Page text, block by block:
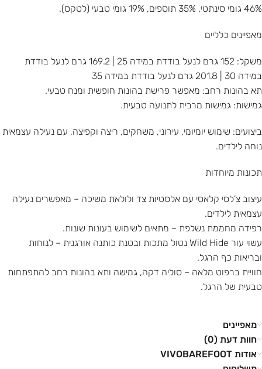
46% גומי סינתטי, 35% תוספים, 19% גומי טבעי (לטקס).
מאפיינים כלליים
משקל: 152 גרם לנעל בודדת במידה 25 | 169.2 גרם לנעל בודדת
במידה 30 | 201.8 גרם לנעל בודדת במידה 35
תא בהונות רחב: מאפשר פרישת בהונות חופשית ומנח טבעי.
גמישות: גמישות מרבית לתנועה טבעית.
ביצועים: שימוש יומיומי, עירוני, משחקים, ריצה וקפיצה, עם נעילה עצמאית
נוחה לילדים.
תכונות מיוחדות
עיצוב צ’לסי קלאסי עם אלסטיות צד ולולאת משיכה – מאפשרים נעילה
עצמאית לילדים.
רפידה מחממת נשלפת – מתאים לשימוש בעונות שונות.
עשוי עור Wild Hide נטול מתכות ובטנת כותנה אורגנית – לנוחות
ובריאות כף הרגל.
חוויית ברפוט מלאה – סוליה דקה, גמישה ותא בהונות רחב להתפתחות
טבעית של הרגל.
מאפיינים
חוות דעת (0)
אודות VIVOBAREFOOT